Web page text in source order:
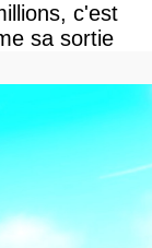
c'est
sa sortie